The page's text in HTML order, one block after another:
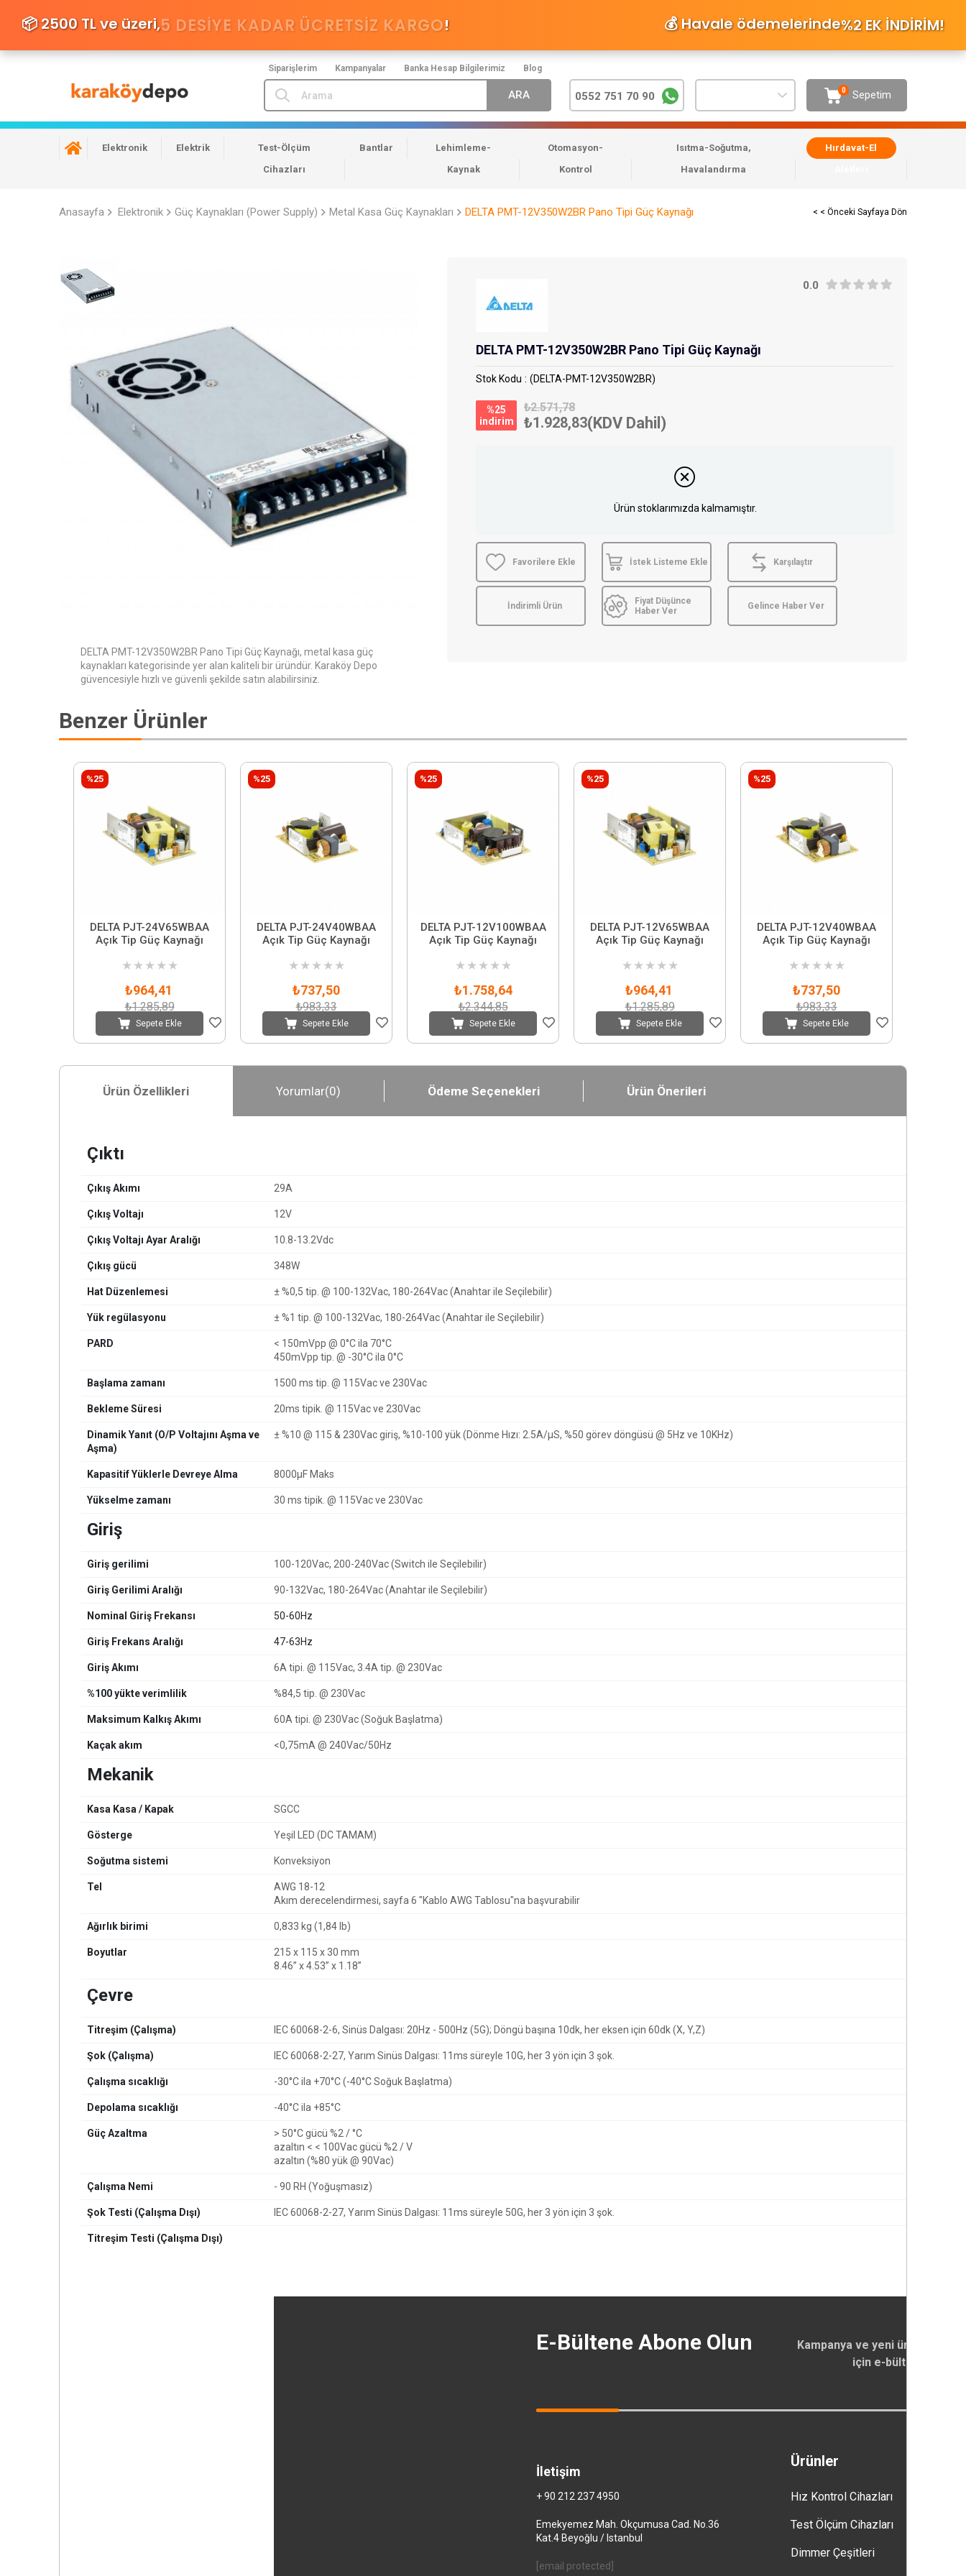
Siparişlerim Kampanyalar Banka Hesap Bilgilerimiz Blog
📦 2500 TL ve üzeri,5 DESIYE KADAR ÜCRETSİZ KARGO! 💰 Havale ödemelerinde%2 EK İNDİRİM!
Sepetim
0
0552 751 70 90
Elektronik Elektrik
Test-Ölçüm
Cihazları
Bantlar
Lehimleme-
Kaynak
Otomasyon-
Kontrol
Isıtma-Soğutma,
Havalandırma
Hırdavat-El
Anasayfa Elektronik Güç Kaynakları (Power Supply) Metal Kasa Güç Kaynakları DELTA PMT-12V350W2BR Pano Tipi Güç Kaynağı < < Önceki Sayfaya Dön
DELTA PMT-12V350W2BR Pano Tipi Güç Kaynağı, metal kasa güç
kaynakları kategorisinde yer alan kaliteli bir üründür. Karaköy Depo
güvencesiyle hızlı ve güvenli şekilde satın alabilirsiniz.
0.0
DELTA PMT-12V350W2BR Pano Tipi Güç Kaynağı
Stok Kodu (DELTA-PMT-12V350W2BR)
%25
i̇ndirim
₺2.571,78
₺1.928,83(KDV Dahil)
Ürün stoklarımızda kalmamıştır.
Favorilere Ekle İstek Listeme Ekle Karşılaştır
İndirimli Ürün
Fiyat Düşünce
Haber Ver
Gelince Haber Ver
Benzer Ürünler
DELTA PJT-24V65WBAA
Açık Tip Güç Kaynağı
★ ★ ★ ★ ★
₺964,41
₺1.285,89
Sepete Ekle
%25
DELTA PJT-24V40WBAA
Açık Tip Güç Kaynağı
★ ★ ★ ★ ★
₺737,50
₺983,33
Sepete Ekle
%25
DELTA PJT-12V100WBAA
Açık Tip Güç Kaynağı
★ ★ ★ ★ ★
₺1.758,64
₺2.344,85
Sepete Ekle
%25
DELTA PJT-12V65WBAA
Açık Tip Güç Kaynağı
★ ★ ★ ★ ★
₺964,41
₺1.285,89
Sepete Ekle
%25
DELTA PJT-12V40WBAA
Açık Tip Güç Kaynağı
★ ★ ★ ★ ★
₺737,50
₺983,33
Sepete Ekle
%25
Ürün Özellikleri Yorumlar(0) Ödeme Seçenekleri Ürün Önerileri
Çıktı
Çıkış Akımı 29A
Çıkış Voltajı 12V
Çıkış Voltajı Ayar Aralığı 10.8-13.2Vdc
Çıkış gücü 348W
Hat Düzenlemesi ± %0,5 tip. @ 100-132Vac, 180-264Vac (Anahtar ile Seçilebilir)
Yük regülasyonu ± %1 tip. @ 100-132Vac, 180-264Vac (Anahtar ile Seçilebilir)
PARD
< 150mVpp @ 0°C ila 70°C
450mVpp tip. @ -30°C ila 0°C
Başlama zamanı 1500 ms tip. @ 115Vac ve 230Vac
Bekleme Süresi 20ms tipik. @ 115Vac ve 230Vac
Dinamik Yanıt (O/P Voltajını Aşma ve
Aşma)
± %10 @ 115 & 230Vac giriş, %10-100 yük (Dönme Hızı: 2.5A/μS, %50 görev döngüsü @ 5Hz ve 10KHz)
Kapasitif Yüklerle Devreye Alma 8000µF Maks
Yükselme zamanı 30 ms tipik. @ 115Vac ve 230Vac
Giriş
Giriş gerilimi 100-120Vac, 200-240Vac (Switch ile Seçilebilir)
Giriş Gerilimi Aralığı 90-132Vac, 180-264Vac (Anahtar ile Seçilebilir)
Nominal Giriş Frekansı 50-60Hz
Giriş Frekans Aralığı 47-63Hz
Giriş Akımı 6A tipi. @ 115Vac, 3.4A tip. @ 230Vac
%100 yükte verimlilik %84,5 tip. @ 230Vac
Maksimum Kalkış Akımı 60A tipi. @ 230Vac (Soğuk Başlatma)
Kaçak akım <0,75mA @ 240Vac/50Hz
Mekanik
Kasa Kasa / Kapak SGCC
Gösterge Yeşil LED (DC TAMAM)
Soğutma sistemi Konveksiyon
Tel
AWG 18-12
Akım derecelendirmesi, sayfa 6 "Kablo AWG Tablosu"na başvurabilir
Ağırlık birimi 0,833 kg (1,84 lb)
Boyutlar
215 x 115 x 30 mm
8.46” x 4.53” x 1.18”
Çevre
Titreşim (Çalışma) IEC 60068-2-6, Sinüs Dalgası: 20Hz - 500Hz (5G); Döngü başına 10dk, her eksen için 60dk (X, Y,Z)
Şok (Çalışma) IEC 60068-2-27, Yarım Sinüs Dalgası: 11ms süreyle 10G, her 3 yön için 3 şok.
Çalışma sıcaklığı -30°C ila +70°C (-40°C Soğuk Başlatma)
Depolama sıcaklığı -40°C ila +85°C
Güç Azaltma
> 50°C gücü %2 / °C
azaltın < < 100Vac gücü %2 / V
azaltın (%80 yük @ 90Vac)
Çalışma Nemi - 90 RH (Yoğuşmasız)
Şok Testi (Çalışma Dışı) IEC 60068-2-27, Yarım Sinüs Dalgası: 11ms süreyle 50G, her 3 yön için 3 şok.
Titreşim Testi (Çalışma Dışı)
E-Bültene Abone Olun
Kampanya ve yeni ürün
için e-bültenimize
Ürünler
Hız Kontrol Cihazları
Test Ölçüm Cihazları
Dimmer Çeşitleri
İletişim
+ 90 212 237 4950
Emekyemez Mah. Okçumusa Cad. No.36
Kat.4 Beyoğlu / Istanbul
[email protected]